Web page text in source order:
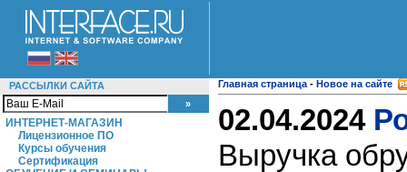
РАССЫЛКИ САЙТА
ИНТЕРНЕТ-МАГАЗИН
Лицензионное ПО
Курсы обучения
Сертификация
Главная страница - Новое на сайте
02.04.2024
Выручка